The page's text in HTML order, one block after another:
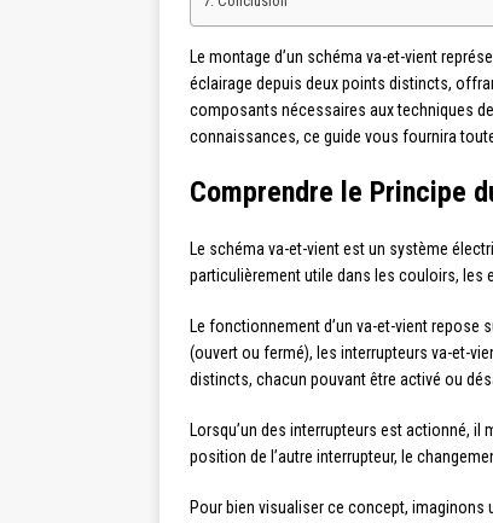
Le montage d’un schéma va-et-vient
éclairage depuis deux points distincts,
composants nécessaires aux techniques
connaissances, ce guide vous fournira
Comprendre le Principe
Le schéma va-et-vient est un système
particulièrement utile dans les couloirs, les
Le fonctionnement d’un va-et-vient repose
(ouvert ou fermé), les interrupteurs va-et-
distincts, chacun pouvant être activé ou
Lorsqu’un des interrupteurs est actionné, il
position de l’autre interrupteur, le
Pour bien visualiser ce concept, imaginons